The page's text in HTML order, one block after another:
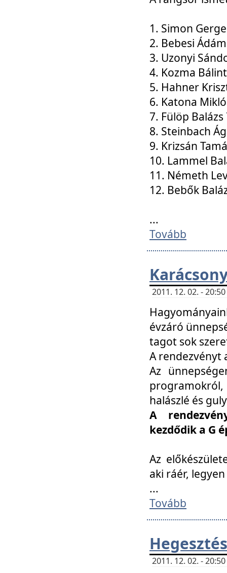
1. Simon
2. Bebesi
3. Uzonyi
4. Kozma
5. Hahner
6. Katona
7. Fülöp
8. Steinbach
9. Krizsán
10. Lammel
11. Németh
12. Bebők
...
Tovább
2011. 12. 02. -
évzáró
tagot sok
A rendezvényt
Az
halászlé és
A
kezdődik a G
Az
aki ráér,
...
Tovább
2011. 12. 02. -